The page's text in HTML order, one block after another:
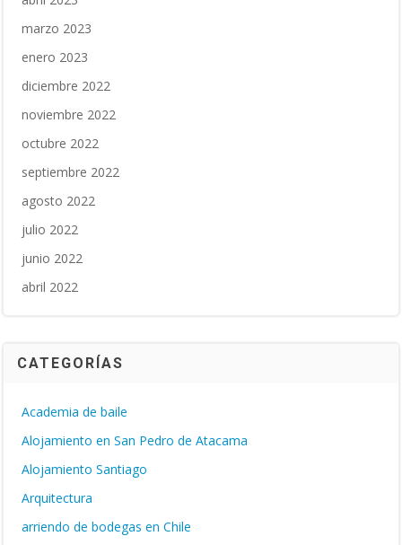
marzo 2023
enero 2023
diciembre 2022
noviembre 2022
octubre 2022
septiembre 2022
agosto 2022
julio 2022
junio 2022
abril 2022
CATEGORÍAS
Academia de baile
Alojamiento en San Pedro de Atacama
Alojamiento Santiago
Arquitectura
arriendo de bodegas en Chile